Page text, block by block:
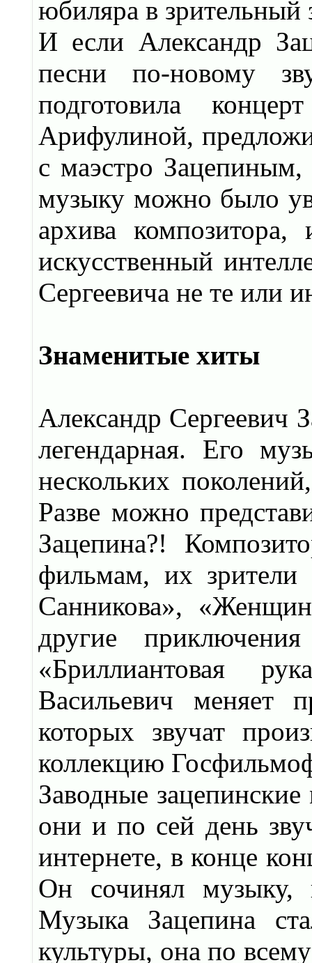
юбиляра в зрительный
И если Александр
песни по-новому
подготовила
Арифулиной,
с маэстро
музыку можно было
архива
искусственный
Сергеевича не те или
Знаменитые хиты
Александр Сергеевич
легендарная. Его
нескольких
Разве можно
Зацепина?!
фильмам, их зрители
Санникова»,
другие
«Бриллиантовая
Васильевич меняет
которых звучат
коллекцию
Заводные
они и по сей день
интернете, в конце
Он сочинял музыку,
Музыка Зацепина
культуры, она по